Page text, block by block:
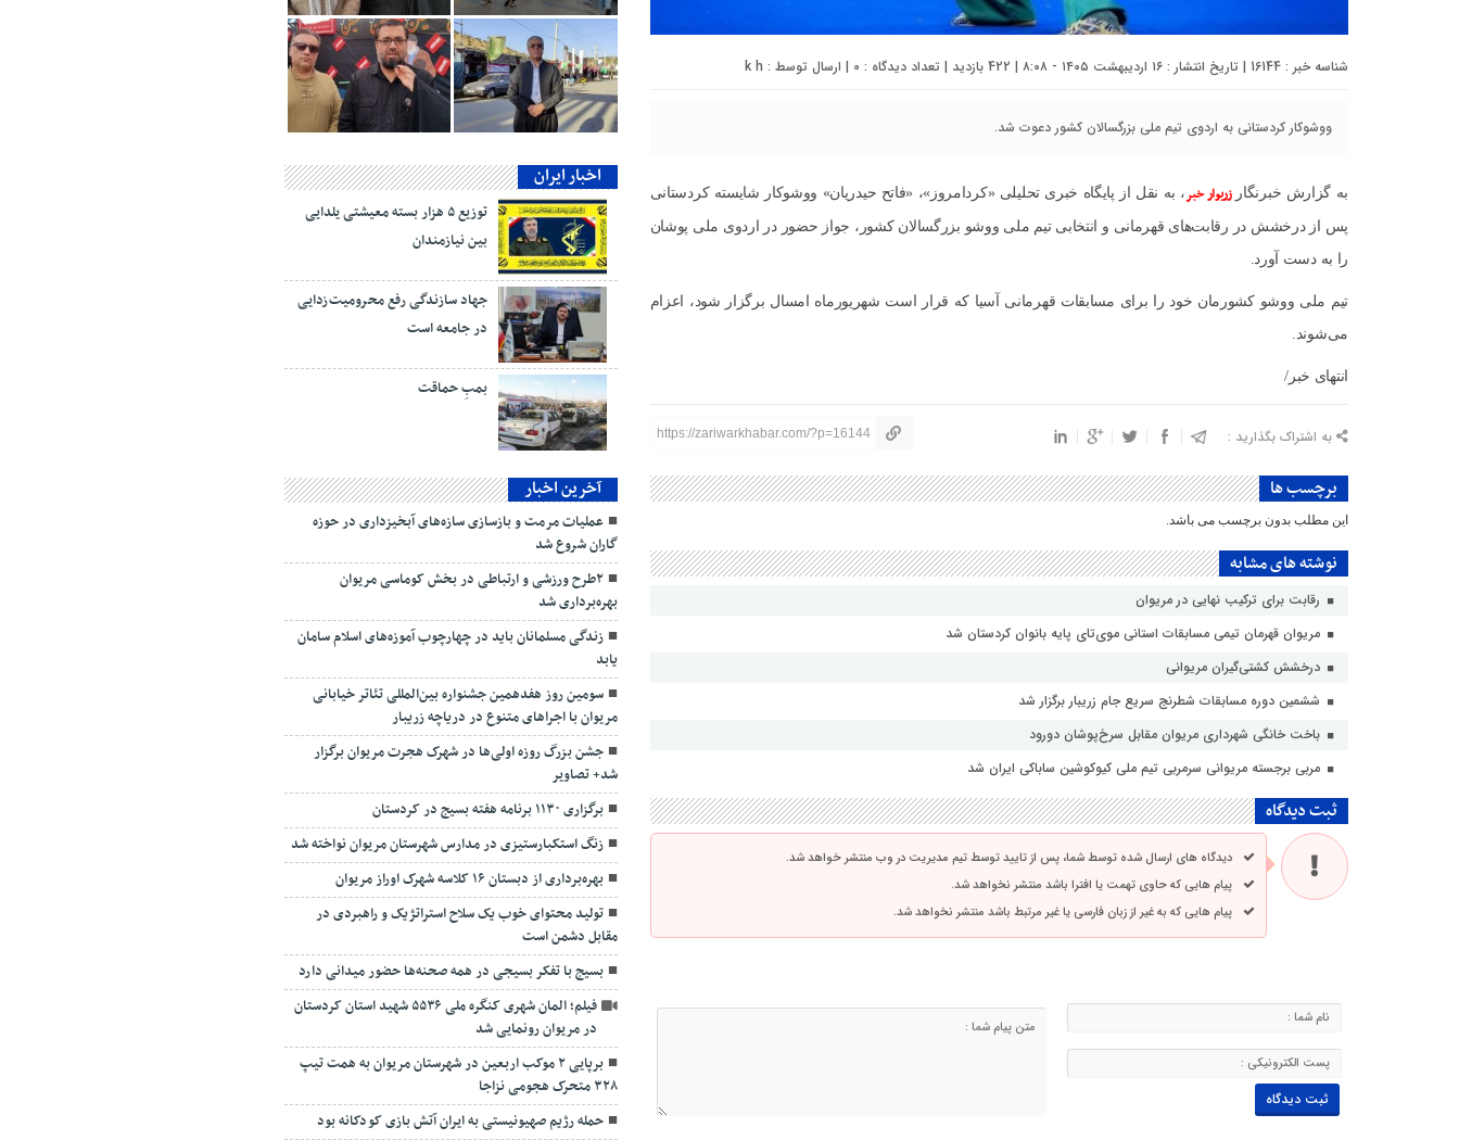
شناسه خبر : 16144 | تاریخ انتشار : ۱۶ اردیبهشت ۱۴۰۵ - ۸:۰۸ | 422 بازدید | تعداد دیدگاه : 0 | ارسال توسط : k h
ووشوکار کردستانی به اردوی تیم ملی بزرگسالان کشور دعوت شد.
به گزارش خبرنگار زریوار خبر ، به نقل از پایگاه خبری تحلیلی «کردامروز»، «فاتح حیدریان» ووشوکار شایسته کردستانی
پس از درخشش در رقابت‌های قهرمانی و انتخابی تیم ملی ووشو بزرگسالان کشور، جواز حضور در اردوی ملی پوشان
را به دست آورد.
تیم ملی ووشو کشورمان خود را برای مسابقات قهرمانی آسیا که قرار است شهریورماه امسال برگزار شود، اعزام
می‌شوند.
انتهای خبر/
به اشتراک بگذارید : https://zariwarkhabar.com/?p=16144
برچسب ها
این مطلب بدون برچسب می باشد.
نوشته های مشابه
رقابت برای ترکیب نهایی در مریوان
مریوان قهرمان تیمی مسابقات استانی موی‌تای پایه بانوان کردستان شد
درخشش کشتی‌گیران مریوانی
ششمین دوره مسابقات شطرنج سریع جام زریبار برگزار شد
باخت خانگی شهرداری مریوان مقابل سرخ‌پوشان دورود
مربی برجسته مریوانی سرمربی تیم ملی کیوکوشین ساباکی ایران شد
ثبت دیدگاه
دیدگاه های ارسال شده توسط شما، پس از تایید توسط تیم مدیریت در وب منتشر خواهد شد.
پیام هایی که حاوی تهمت یا افترا باشد منتشر نخواهد شد.
پیام هایی که به غیر از زبان فارسی یا غیر مرتبط باشد منتشر نخواهد شد.
اخبار ایران
توزیع ۵ هزار بسته معیشتی یلدایی
بین نیازمندان
جهاد سازندگی رفع محرومیت‌زدایی
در جامعه است
بمبِ حماقت
آخرین اخبار
عملیات مرمت و بازسازی سازه‌های آبخیزداری در حوزه
گاران شروع شد
۲طرح ورزشی و ارتباطی در بخش کوماسی مریوان
بهره‌برداری شد
زندگی مسلمانان باید در چهارچوب آموزه‌های اسلام سامان
یابد
سومین روز هفدهمین جشنواره بین‌المللی تئاتر خیابانی
مریوان با اجراهای متنوع در دریاچه زریبار
جشن بزرگ روزه اولی‌ها در شهرک هجرت مریوان برگزار
شد+ تصاویر
برگزاری ۱۱۳۰ برنامه هفته بسیج در کردستان
زنگ استکبارستیزی ‌در مدارس شهرستان مریوان نواخته شد‌
بهره‌برداری از دبستان ۱۶ کلاسه شهرک اوراز مریوان
تولید محتوای خوب یک سلاح استراتژیک و راهبردی در
مقابل دشمن است
بسیج با تفکر بسیجی در همه صحنه‌ها حضور میدانی دارد
فیلم؛ المان شهری کنگره ملی ۵۵۳۶ شهید استان کردستان
در مریوان رونمایی شد
برپایی ۲ موکب اربعین در شهرستان مریوان به همت تیپ
۳۲۸ متحرک هجومی نزاجا
حمله رژیم صهیونیستی به ایران آتش بازی کودکانه بود